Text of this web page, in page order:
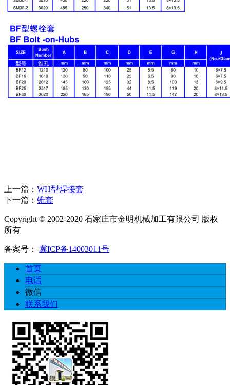
上一篇： WH型焊接套
下一篇： 锥套
Copyright © 2002-2020 石家庄市金明机械加工有限公司 版权
所有
备案号： 冀ICP备14003011号
首页
电话
微信
联系我们